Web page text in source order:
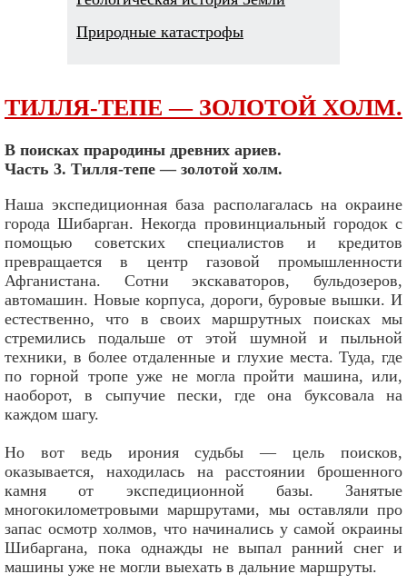
Природные катастрофы
ТИЛЛЯ-ТЕПЕ — ЗОЛОТОЙ ХОЛМ.
В поисках прародины древних ариев.
Часть 3. Тилля-тепе — золотой холм.
Наша экспедиционная база располагалась на окраине
города Шибарган. Некогда провинциальный городок с
помощью советских специалистов и кредитов
превращается в центр газовой промышленности
Афганистана. Сотни экскаваторов, бульдозеров,
автомашин. Новые корпуса, дороги, буровые вышки. И
естественно, что в своих маршрутных поисках мы
стремились подальше от этой шумной и пыльной
техники, в более отдаленные и глухие места. Туда, где
по горной тропе уже не могла пройти машина, или,
наоборот, в сыпучие пески, где она буксовала на
каждом шагу.
Но вот ведь ирония судьбы — цель поисков,
оказывается, находилась на расстоянии брошенного
камня от экспедиционной базы. Занятые
многокилометровыми маршрутами, мы оставляли про
запас осмотр холмов, что начинались у самой окраины
Шибаргана, пока однажды не выпал ранний снег и
машины уже не могли выехать в дальние маршруты.